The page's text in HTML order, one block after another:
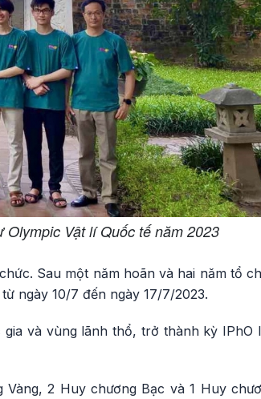
Vật lí Quốc tế năm 2023
Sau một năm hoãn và hai năm tổ
ngày 10/7 đến ngày 17/7/2023.
và vùng lãnh thổ, trở thành kỳ IPhO
2 Huy chương Bạc và 1 Huy